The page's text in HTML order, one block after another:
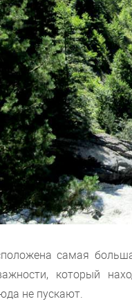
самая
который
не пускают.